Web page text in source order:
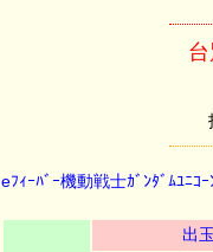
eﾌｨｰﾊﾞｰ機動戦士ｶﾞﾝﾀﾞﾑﾕﾆｺ
出